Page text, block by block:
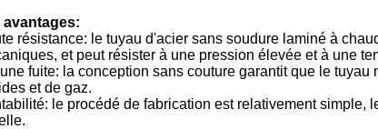
avantages:
résistance: le tuyau d'acier sans soudure laminé à
et peut résister à une pression élevée et à une
fuite: la conception sans couture garantit que le
et de gaz.
le procédé de fabrication est relativement simple,